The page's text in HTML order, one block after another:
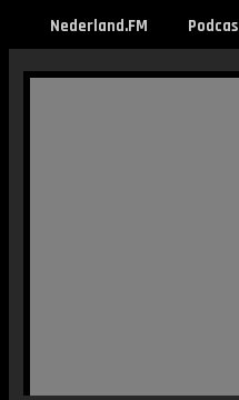
Nederland.FM